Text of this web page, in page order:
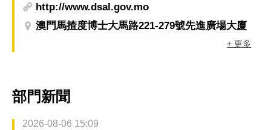
http://www.dsal.gov.mo
澳門馬揸度博士大馬路221-279號先進廣場大廈
+ 更多
部門新聞
2026-08-06 15:09